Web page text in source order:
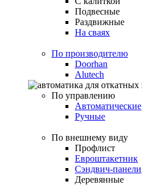
Подвесные
Раздвижные
На сваях
По производителю
Doorhan
Alutech
По управлению
Автоматические
Ручные
По внешнему виду
Профлист
Евроштакетник
Сэндвич-панели
Деревянные